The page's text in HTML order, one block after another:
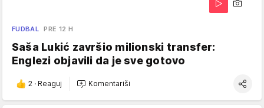
FUDBAL PRE 12 H
Saša Lukić završio milionski transfer:
Englezi objavili da je sve gotovo
2 · Reaguj Komentariši